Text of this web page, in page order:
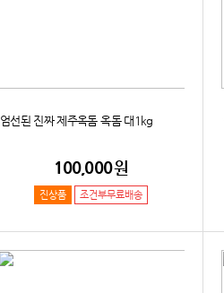
엄선된 진짜 제주옥돔 옥돔 대1kg
100,000원
진상품 조건부무료배송